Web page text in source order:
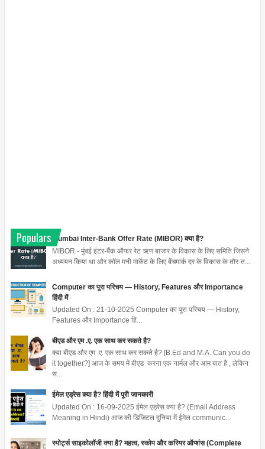
Populars
Mumbai Inter-Bank Offer Rate (MIBOR) क्या है?
MIBOR - मुंबई इंटर-बैंक ऑफर रेट ऋण बाजार के विकास के लिए समिति जिसने
अध्ययन किया था और कॉल मनी मार्केट के लिए बेंचमार्क दर के विकास के तौर-त...
Computer का पूरा परिचय — History, Features और Importance
हिंदी में
Updated On : 21-10-2025 Computer का पूरा परिचय — History,
Features और Importance हिं...
बीएड और एम .ए. एक साथ कर सकते है?
क्या बीएड और एम .ए. एक साथ कर सकते है? [B.Ed and M.A. Can you do
it together?] आज के समय में बीएड करना एक नार्मल और आम बात है , लेकिन
स...
ईमेल एड्रेस क्या है? हिंदी में पूरी जानकारी
Updated On : 16-09-2025 ईमेल एड्रेस क्या है? (Email Address
Meaning in Hindi) आज की डिजिटल दुनिया में ईमेल communic...
स्पोर्ट्स साइकोलॉजी क्या है? महत्व, स्कोप और करियर ऑप्शंस (Complete